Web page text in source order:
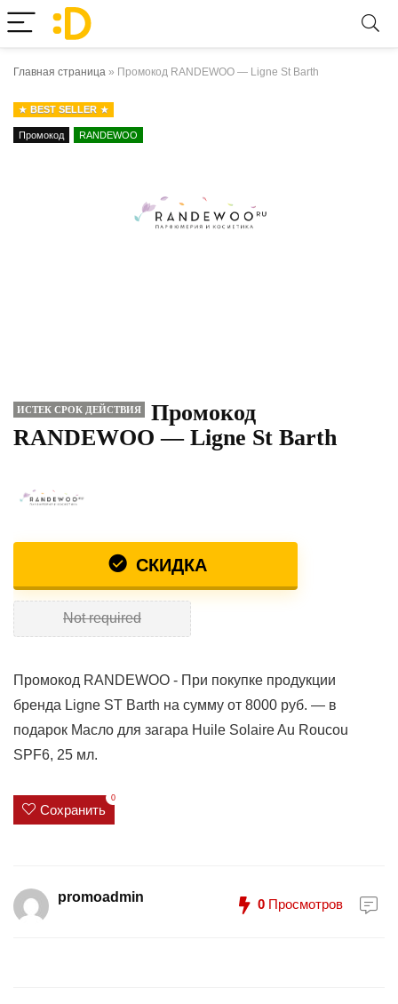
Главная страница » Промокод RANDEWOO — Ligne St Barth
BEST SELLER
Промокод RANDEWOO
ИСТЕК СРОК ДЕЙСТВИЯ
Промокод
RANDEWOO — Ligne St Barth
СКИДКА
Not required
Промокод RANDEWOO - При покупке продукции
бренда Ligne ST Barth на сумму от 8000 руб. — в
подарок Масло для загара Huile Solaire Au Roucou
SPF6, 25 мл.
Сохранить
0
promoadmin 0 Просмотров